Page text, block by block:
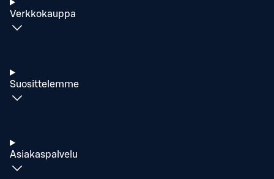
Verkkokauppa
Suosittelemme
Asiakaspalvelu